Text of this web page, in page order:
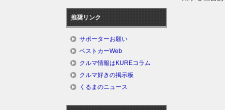
推奨リンク
サポーターお願い
ベストカーWeb
クルマ情報はKUREコラム
クルマ好きの掲示板
くるまのニュース